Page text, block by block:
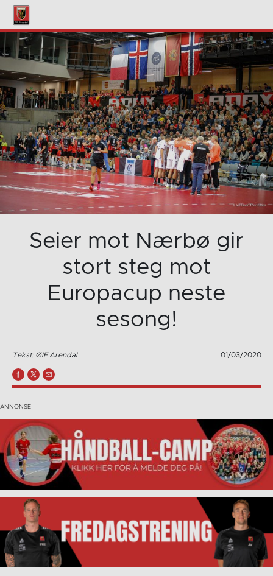
Seier mot Nærbø gir
stort steg mot
Europacup neste
sesong!
Tekst: ØIF Arendal 01/03/2020